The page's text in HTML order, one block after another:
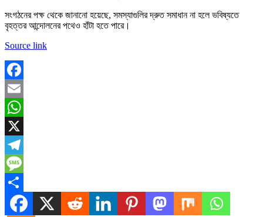
সংগঠনের পক্ষ থেকে জানানো হয়েছে, সমস্যাগুলির দ্রুত সমাধান না হলে ভবিষ্যতে
বৃহত্তর আন্দোলনের পথেও হাঁটা হতে পারে।
Source link
Facebook
Email
WhatsApp
X
Telegram
Message
Share